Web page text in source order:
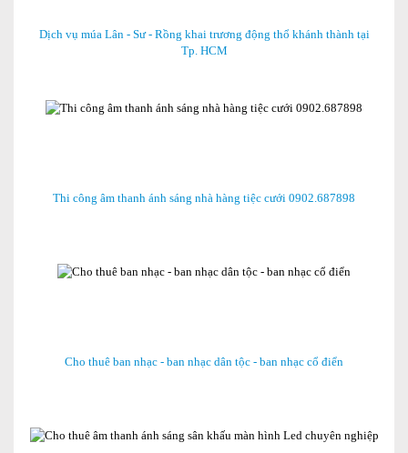
Dịch vụ múa Lân - Sư - Rồng khai trương động thổ khánh thành tại
Tp. HCM
Thi công âm thanh ánh sáng nhà hàng tiệc cưới 0902.687898
Cho thuê ban nhạc - ban nhạc dân tộc - ban nhạc cổ điển